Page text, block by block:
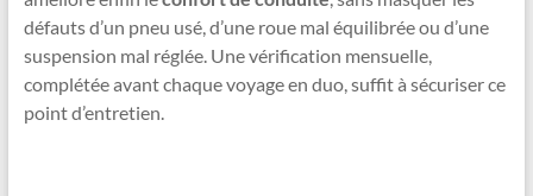
défauts d’un pneu usé, d’une roue mal équilibrée ou d’une
suspension mal réglée. Une vérification mensuelle,
complétée avant chaque voyage en duo, suffit à sécuriser ce
point d’entretien.